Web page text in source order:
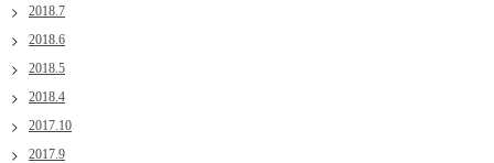
2018.7
2018.6
2018.5
2018.4
2017.10
2017.9